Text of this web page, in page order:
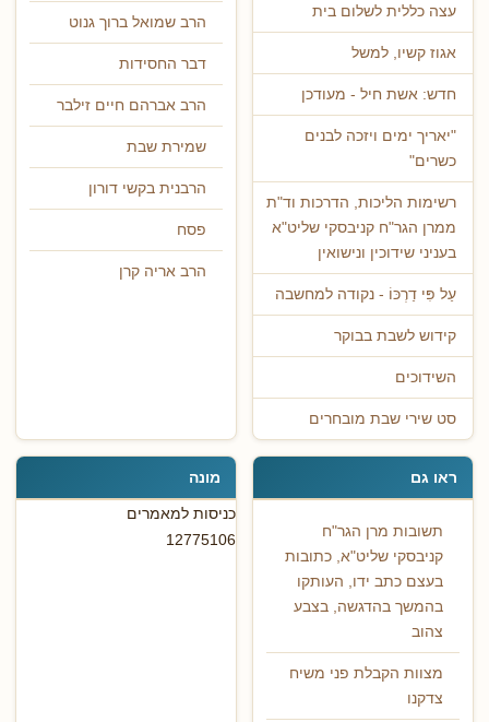
עצה כללית לשלום בית
אגוז קשיו, למשל
חדש: אשת חיל - מעודכן
"יאריך ימים ויזכה לבנים
כשרים"
רשימות הליכות, הדרכות וד"ת
ממרן הגר"ח קניבסקי שליט"א
בעניני שידוכין ונישואין
עַל פִּי דַרְכּוֹ - נקודה למחשבה
קידוש לשבת בבוקר
השידוכים
סט שירי שבת מובחרים
הרב שמואל ברוך גנוט
דבר החסידות
הרב אברהם חיים זילבר
שמירת שבת
הרבנית בקשי דורון
פסח
הרב אריה קרן
ראו גם
תשובות מרן הגר"ח
קניבסקי שליט"א, כתובות
בעצם כתב ידו, העותקו
בהמשך בהדגשה, בצבע
צהוב
מצוות הקבלת פני משיח
צדקנו
מונה
כניסות למאמרים
12775106